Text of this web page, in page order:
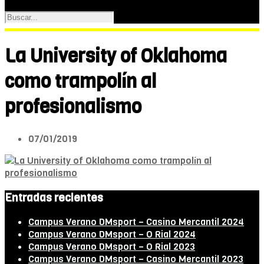
La University of Oklahoma
como trampolín al
profesionalismo
07/01/2019
Entradas recientes
Campus Verano DMsport – Casino Mercantil 2024
Campus Verano DMsport – O Rial 2024
Campus Verano DMsport – O Rial 2023
Campus Verano DMsport – Casino Mercantil 2023